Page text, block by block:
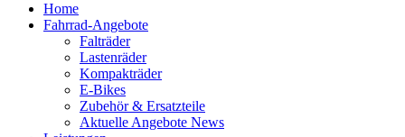
Home
Fahrrad-Angebote
Falträder
Lastenräder
Kompakträder
E-Bikes
Zubehör & Ersatzteile
Aktuelle Angebote News